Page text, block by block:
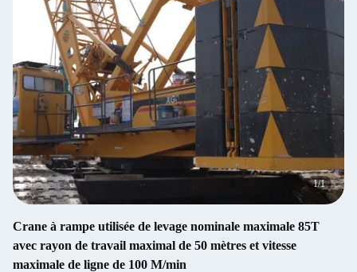
1/1
Crane à rampe utilisée de levage nominale maximale 85T
avec rayon de travail maximal de 50 mètres et vitesse
maximale de ligne de 100 M/min